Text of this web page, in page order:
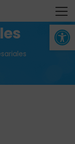
Abrir